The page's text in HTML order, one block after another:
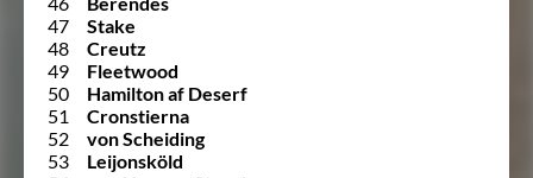
47
Stake
48
Creutz
49
Fleetwood
50
Hamilton af Deserf
51
Cronstierna
52
von Scheiding
53
Leijonsköld